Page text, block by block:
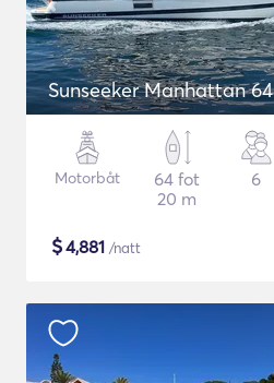
Sunseeker Manhattan 64
Motorbåt
64 fot
20 m
6
$4,881 /natt